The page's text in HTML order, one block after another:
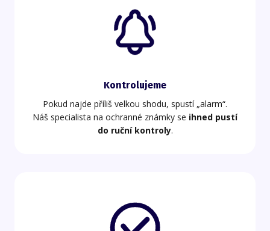
Kontrolujeme
Pokud najde příliš velkou shodu, spustí „alarm“.
Náš specialista na ochranné známky se ihned pustí
do ruční kontroly.